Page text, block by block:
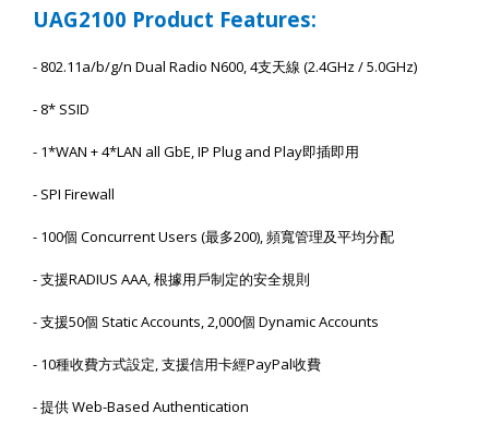
UAG2100 Product Features:
- 802.11a/b/g/n Dual Radio N600, 4支天線 (2.4GHz / 5.0GHz)
- 8* SSID
- 1*WAN + 4*LAN all GbE, IP Plug and Play即插即用
- SPI Firewall
- 100個 Concurrent Users (最多200),頻寬管理及平均分配
-支援RADIUS AAA,根據用戶制定的安全規則
-支援50個 Static Accounts, 2,000個 Dynamic Accounts
- 10種收費方式設定,支援信用卡經PayPal收費
-提供Web-Based Authentication